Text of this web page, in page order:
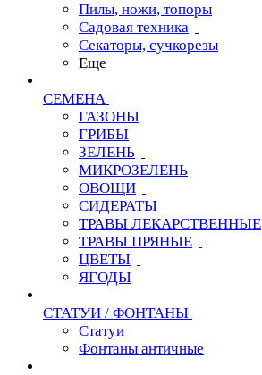
Пилы, ножи, топоры
Садовая техника
Секаторы, сучкорезы
Еще
СЕМЕНА
ГАЗОНЫ
ГРИБЫ
ЗЕЛЕНЬ
МИКРОЗЕЛЕНЬ
ОВОЩИ
СИДЕРАТЫ
ТРАВЫ ЛЕКАРСТВЕННЫЕ
ТРАВЫ ПРЯНЫЕ
ЦВЕТЫ
ЯГОДЫ
СТАТУИ / ФОНТАНЫ
Статуи
Фонтаны античные